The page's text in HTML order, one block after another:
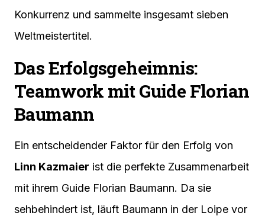
Konkurrenz und sammelte insgesamt sieben
Weltmeistertitel.
Das Erfolgsgeheimnis:
Teamwork mit Guide Florian
Baumann
Ein entscheidender Faktor für den Erfolg von
Linn Kazmaier ist die perfekte Zusammenarbeit
mit ihrem Guide Florian Baumann. Da sie
sehbehindert ist, läuft Baumann in der Loipe vor